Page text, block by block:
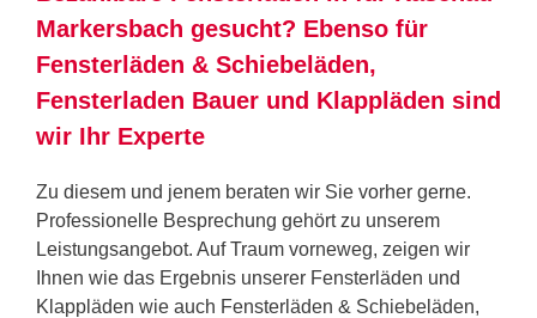
Markersbach gesucht? Ebenso für
Fensterläden & Schiebeläden,
Fensterladen Bauer und Klappläden sind
wir Ihr Experte
Zu diesem und jenem beraten wir Sie vorher gerne.
Professionelle Besprechung gehört zu unserem
Leistungsangebot. Auf Traum vorneweg, zeigen wir
Ihnen wie das Ergebnis unserer Fensterläden und
Klappläden wie auch Fensterläden & Schiebeläden,